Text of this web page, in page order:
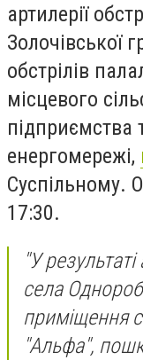
артилерії
Золочівської
обстрілів
місцевого
підприємства
енергомережі,
Суспільному.
17:30.
"У
села
приміщення
"Альфа",